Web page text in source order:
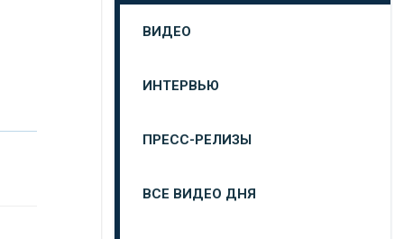
ВИДЕО
ИНТЕРВЬЮ
ПРЕСС-РЕЛИЗЫ
ВСЕ ВИДЕО ДНЯ